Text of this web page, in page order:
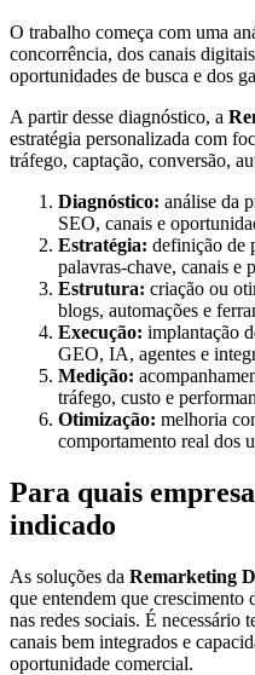
O trabalho começa com uma
concorrência, dos canais
oportunidades de busca e dos
A partir desse diagnóstico, a
estratégia personalizada com
tráfego, captação, conversão,
Diagnóstico: análise da
SEO, canais e
Estratégia: definição de
palavras-chave, canais e
Estrutura: criação ou
blogs, automações e
Execução: implantação
GEO, IA, agentes e
Medição:
tráfego, custo e
Otimização: melhoria
comportamento real dos
Para quais
indicado
As soluções da Remarketing
que entendem que crescimento
nas redes sociais. É necessário
canais bem integrados e
oportunidade comercial.